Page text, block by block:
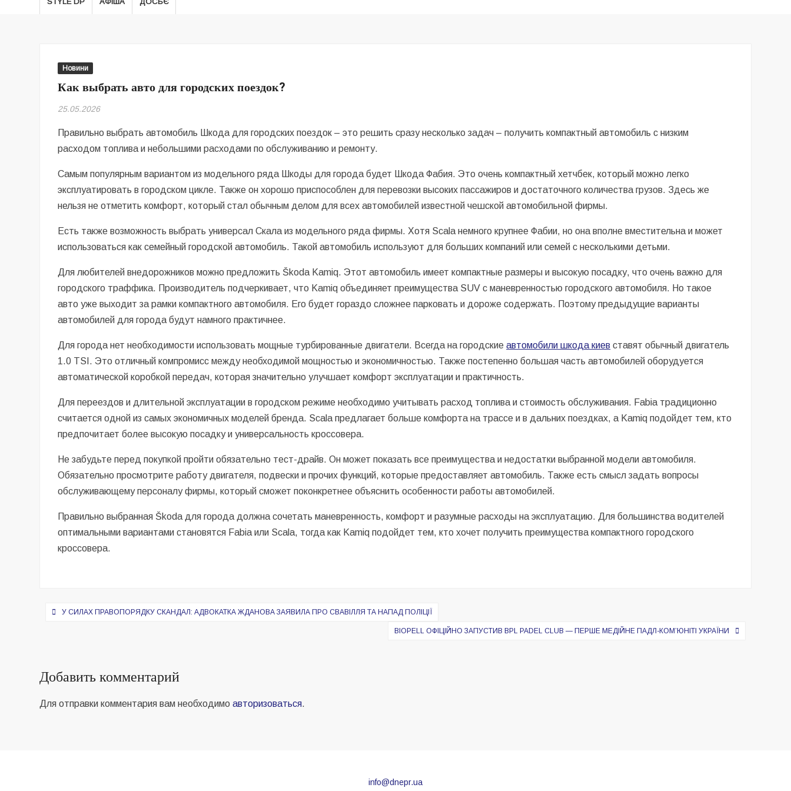
Новини
Как выбрать авто для городских поездок?
25.05.2026
Правильно выбрать автомобиль Шкода для городских поездок – это решить сразу несколько задач – получить компактный автомобиль с низким
расходом топлива и небольшими расходами по обслуживанию и ремонту.
Самым популярным вариантом из модельного ряда Шкоды для города будет Шкода Фабия. Это очень компактный хетчбек, который можно легко
эксплуатировать в городском цикле. Также он хорошо приспособлен для перевозки высоких пассажиров и достаточного количества грузов. Здесь же
нельзя не отметить комфорт, который стал обычным делом для всех автомобилей известной чешской автомобильной фирмы.
Есть также возможность выбрать универсал Скала из модельного ряда фирмы. Хотя Scala немного крупнее Фабии, но она вполне вместительна и может
использоваться как семейный городской автомобиль. Такой автомобиль используют для больших компаний или семей с несколькими детьми.
Для любителей внедорожников можно предложить Škoda Kamiq. Этот автомобиль имеет компактные размеры и высокую посадку, что очень важно для
городского траффика. Производитель подчеркивает, что Kamiq объединяет преимущества SUV с маневренностью городского автомобиля. Но такое
авто уже выходит за рамки компактного автомобиля. Его будет гораздо сложнее парковать и дороже содержать. Поэтому предыдущие варианты
автомобилей для города будут намного практичнее.
Для города нет необходимости использовать мощные турбированные двигатели. Всегда на городскиеавтомобили шкода киев ставят обычный двигатель
1.0 TSI. Это отличный компромисс между необходимой мощностью и экономичностью. Также постепенно большая часть автомобилей оборудуется
автоматической коробкой передач, которая значительно улучшает комфорт эксплуатации и практичность.
Для переездов и длительной эксплуатации в городском режиме необходимо учитывать расход топлива и стоимость обслуживания. Fabia традиционно
считается одной из самых экономичных моделей бренда. Scala предлагает больше комфорта на трассе и в дальних поездках, а Kamiq подойдет тем, кто
предпочитает более высокую посадку и универсальность кроссовера.
Не забудьте перед покупкой пройти обязательно тест-драйв. Он может показать все преимущества и недостатки выбранной модели автомобиля.
Обязательно просмотрите работу двигателя, подвески и прочих функций, которые предоставляет автомобиль. Также есть смысл задать вопросы
обслуживающему персоналу фирмы, который сможет поконкретнее объяснить особенности работы автомобилей.
Правильно выбранная Škoda для города должна сочетать маневренность, комфорт и разумные расходы на эксплуатацию. Для большинства водителей
оптимальными вариантами становятся Fabia или Scala, тогда как Kamiq подойдет тем, кто хочет получить преимущества компактного городского
кроссовера.
Навигация
У СИЛАХ ПРАВОПОРЯДКУ СКАНДАЛ: АДВОКАТКА ЖДАНОВА ЗАЯВИЛА ПРО СВАВІЛЛЯ ТА НАПАД ПОЛІЦІЇ
BIOPELL ОФІЦІЙНО ЗАПУСТИВ BPL PADEL CLUB — ПЕРШЕ МЕДІЙНЕ ПАДЛ-КОМ’ЮНІТІ УКРАЇНИ
Добавить комментарий
Для отправки комментария вам необходимоавторизоваться.
info@dnepr.ua